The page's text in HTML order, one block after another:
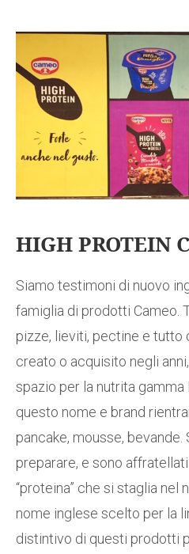
HIGH PROTEIN
Siamo testimoni di nuovo
famiglia di prodotti Cameo.
pizze, lieviti, pectine e tutto
creato o acquisito negli
spazio per la nutrita
questo nome e brand
pancake, mousse,
preparare, e sono
“proteina” che si staglia nel
nome inglese scelto per la
distintivo di questi prodotti